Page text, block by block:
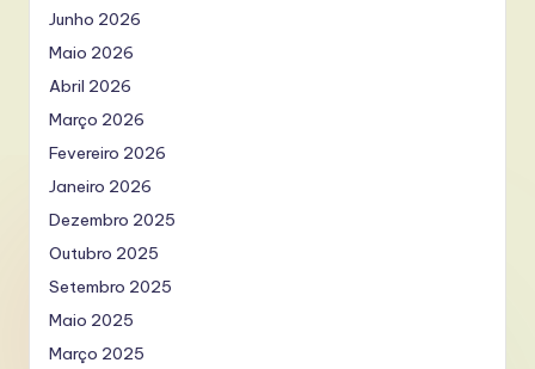
Junho 2026
Maio 2026
Abril 2026
Março 2026
Fevereiro 2026
Janeiro 2026
Dezembro 2025
Outubro 2025
Setembro 2025
Maio 2025
Março 2025